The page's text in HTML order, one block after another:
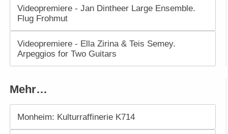
Videopremiere - Jan Dintheer Large Ensemble.
Flug Frohmut
Videopremiere - Ella Zirina & Teis Semey.
Arpeggios for Two Guitars
Mehr…
Monheim: Kulturraffinerie K714